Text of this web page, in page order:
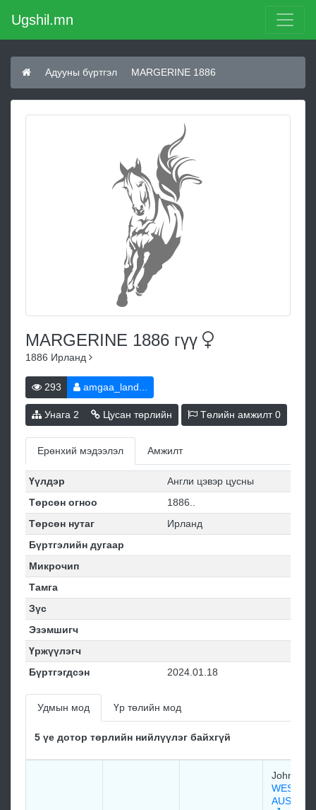
Ugshil.mn
Адууны бүртгэл MARGERINE 1886
MARGERINE 1886 гүү
1886 Ирланд
293 amgaa_land...
Унага 2 Цусан төрлийн Төлийн амжилт0
Ерөнхий мэдээлэл Амжилт
Үүлдэр
Англи цэвэр цусны
Төрсөн огноо
1886..
Төрсөн нутаг
Ирланд
Бүртгэлийн дугаар
Микрочип
Тамга
Зүс
Эзэмшигч
Үржүүлэгч
Бүртгэгдсэн
2024.01.18
Удмын мод Үр төлийн мод
5 үе дотор төрлийн нийлүүлэг байхгүй
John
WEST